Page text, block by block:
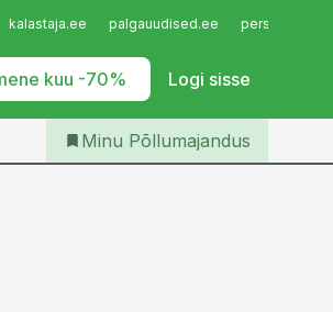
kalastaja.ee palgauudised.ee
kuu -70% Logi sisse
Iseteenindus
Telli Põllumajandus
Minu Põllumajandus